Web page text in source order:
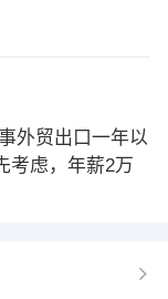
外贸出口一年以
考虑，年薪2万